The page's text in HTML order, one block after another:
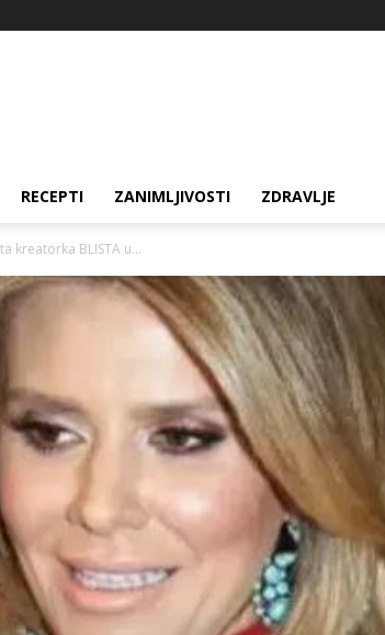
RECEPTI ZANIMLJIVOSTI ZDRAVLJE
kreatorka BLISTA u...